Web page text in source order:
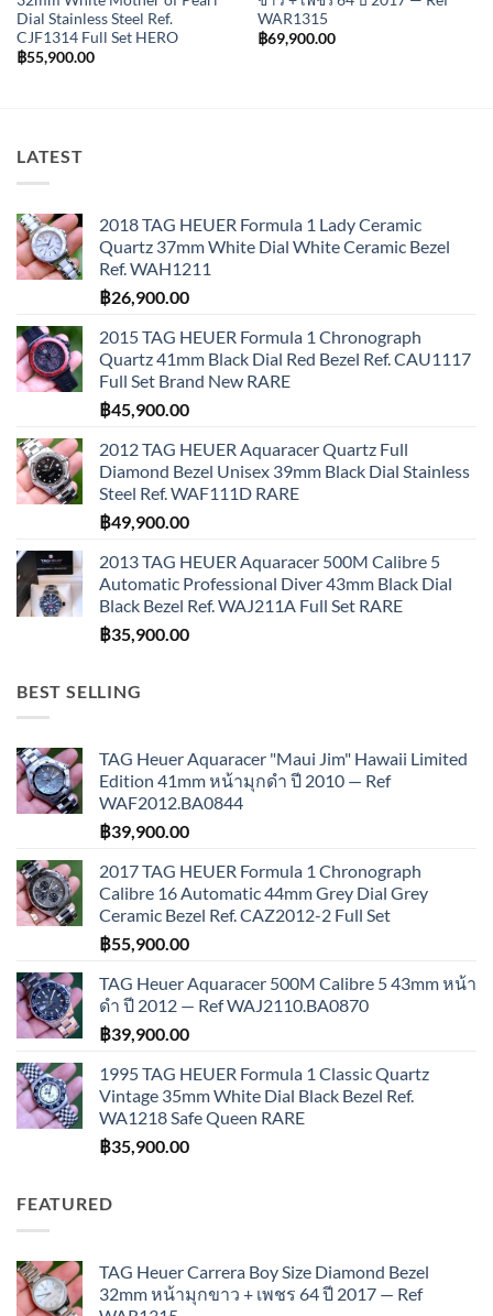
Dial Stainless Steel Ref.
CJF1314 Full Set HERO
฿55,900.00
WAR1315
฿69,900.00
LATEST
2018 TAG HEUER Formula 1 Lady Ceramic
Quartz 37mm White Dial White Ceramic Bezel
Ref. WAH1211
฿26,900.00
2015 TAG HEUER Formula 1 Chronograph
Quartz 41mm Black Dial Red Bezel Ref. CAU1117
Full Set Brand New RARE
฿45,900.00
2012 TAG HEUER Aquaracer Quartz Full
Diamond Bezel Unisex 39mm Black Dial Stainless
Steel Ref. WAF111D RARE
฿49,900.00
2013 TAG HEUER Aquaracer 500M Calibre 5
Automatic Professional Diver 43mm Black Dial
Black Bezel Ref. WAJ211A Full Set RARE
฿35,900.00
BEST SELLING
TAG Heuer Aquaracer "Maui Jim" Hawaii Limited
Edition 41mm หน้ามุกดำ ปี 2010 — Ref
WAF2012.BA0844
฿39,900.00
2017 TAG HEUER Formula 1 Chronograph
Calibre 16 Automatic 44mm Grey Dial Grey
Ceramic Bezel Ref. CAZ2012-2 Full Set
฿55,900.00
TAG Heuer Aquaracer 500M Calibre 5 43mm หน้า
ดำ ปี 2012 — Ref WAJ2110.BA0870
฿39,900.00
1995 TAG HEUER Formula 1 Classic Quartz
Vintage 35mm White Dial Black Bezel Ref.
WA1218 Safe Queen RARE
฿35,900.00
FEATURED
TAG Heuer Carrera Boy Size Diamond Bezel
32mm หน้ามุกขาว + เพชร 64 ปี 2017 — Ref